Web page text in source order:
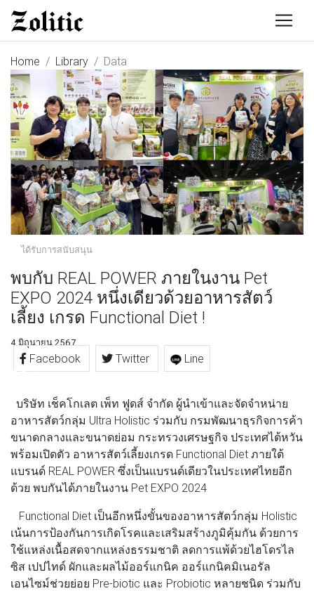
Home Library Data
ได้รับการสนับสนุน
พบกับ REAL POWER ภายในงาน Pet
EXPO 2024 หนึ่งเดียวด้วยอาหารสัตว์
เลี้ยง เกรด Functional Diet !
4 มิถุนายน 2567
Facebook Twitter Line
บริษัท เช็คโกเลต เพ็ท ฟูดส์ จำกัด ผู้นำเข้าและจัดจำหน่าย
อาหารสัตว์กลุ่ม Ultra Holistic ร่วมกับ กรมพัฒนาธุรกิจการค้า
ขนาดกลางและขนาดย่อม กระทรวงเศรษฐกิจ ประเทศไต้หวัน
พร้อมเปิดตัว อาหารสัตว์เลี้ยงเกรด Functional Diet ภายใต้
แบรนด์ REAL POWER ซึ่งเป็นแบรนด์เดียวในประเทศไทยอีก
ด้วย พบกันได้ภายในงาน Pet EXPO 2024
Functional Diet เป็นอีกหนึ่งขั้นของอาหารสัตว์กลุ่ม Holistic
เน้นการป้องกันการเกิดโรคและเสริมสร้างภูมิคุ้มกัน ด้วยการ
ใช้แหล่งเนื้อสดจากแหล่งธรรมชาติ ลดการแพ้ด้วยไฮโดรไล
ซิส เปปไทด์ ผักและผลไม้ออร์แกนิค ออร์แกนิคมิเนอรัล
เอนไซม์ช่วยย่อย Pre-biotic และ Probiotic หลายชนิด ร่วมกับ